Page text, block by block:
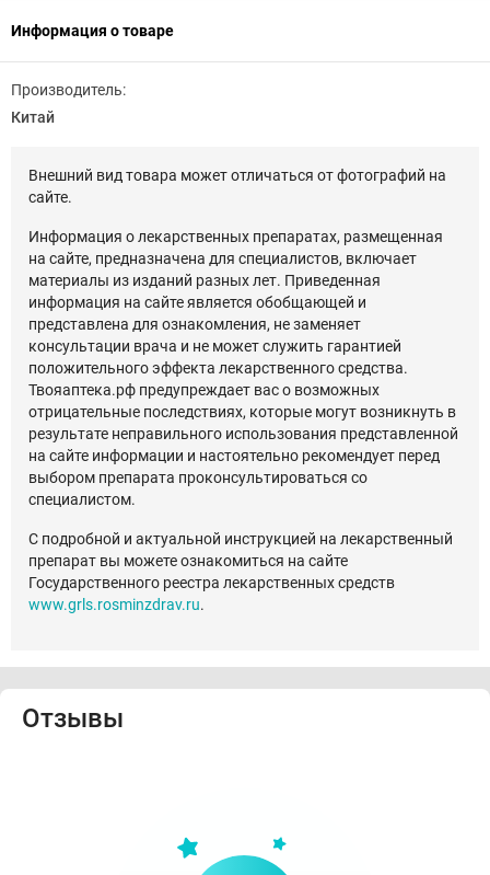
Информация о товаре
Производитель:
Китай
Внешний вид товара может отличаться от фотографий на
сайте.
Информация о лекарственных препаратах, размещенная
на сайте, предназначена для специалистов, включает
материалы из изданий разных лет. Приведенная
информация на сайте является обобщающей и
представлена для ознакомления, не заменяет
консультации врача и не может служить гарантией
положительного эффекта лекарственного средства.
Твояаптека.рф предупреждает вас о возможных
отрицательные последствиях, которые могут возникнуть в
результате неправильного использования представленной
на сайте информации и настоятельно рекомендует перед
выбором препарата проконсультироваться со
специалистом.
С подробной и актуальной инструкцией на лекарственный
препарат вы можете ознакомиться на сайте
Государственного реестра лекарственных средств
www.grls.rosminzdrav.ru.
Отзывы